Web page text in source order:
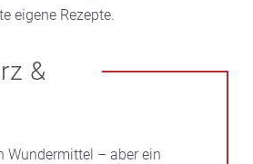
eigene Rezepte.
&
Wundermittel – aber ein